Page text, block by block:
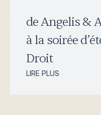
de Angelis &
à la soirée
Droit
LIRE PLUS